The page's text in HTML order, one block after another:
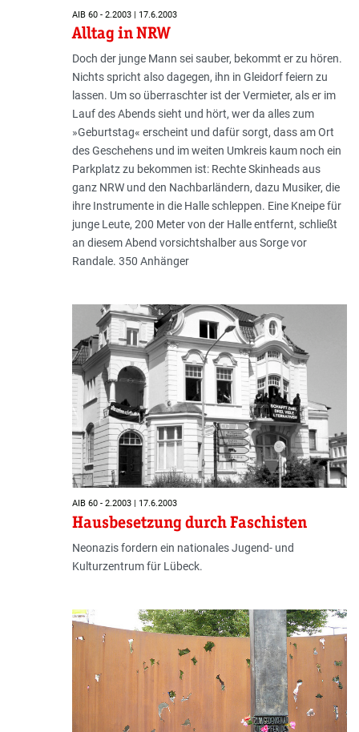
AIB 60 - 2.2003 | 17.6.2003
Alltag in NRW
Doch der junge Mann sei sauber, bekommt er zu hören.
Nichts spricht also dagegen, ihn in Gleidorf feiern zu
lassen. Um so überraschter ist der Vermieter, als er im
Lauf des Abends sieht und hört, wer da alles zum
»Geburtstag« er­scheint und dafür sorgt, dass am Ort
des Geschehens und im weiten Um­kreis kaum noch ein
Parkplatz zu bekommen ist: Rechte Skinheads aus
ganz NRW und den Nachbarländern, dazu Musiker, die
ihre Instrumente in die Halle schleppen. Eine Kneipe für
junge Leute, 200 Meter von der Halle entfernt, schließt
an diesem Abend vorsichtshalber aus Sorge vor
Randale. 350 Anhänger
AIB 60 - 2.2003 | 17.6.2003
Hausbesetzung durch Faschisten
Neonazis fordern ein nationales Jugend- und
Kulturzentrum für Lübeck.